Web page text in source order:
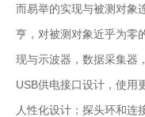
而易举的实现与被测对象
亨，对被测对象近乎为零
现与示波器，数据采集器
USB供电接口设计，使用
人性化设计；探头环和连